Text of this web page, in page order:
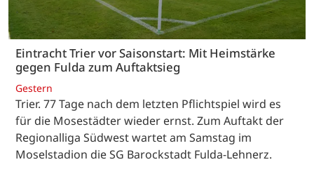
Eintracht Trier vor Saisonstart: Mit Heimstärke
gegen Fulda zum Auftaktsieg
Gestern
Trier. 77 Tage nach dem letzten Pflichtspiel wird es
für die Mosestädter wieder ernst. Zum Auftakt der
Regionalliga Südwest wartet am Samstag im
Moselstadion die SG Barockstadt Fulda-Lehnerz.